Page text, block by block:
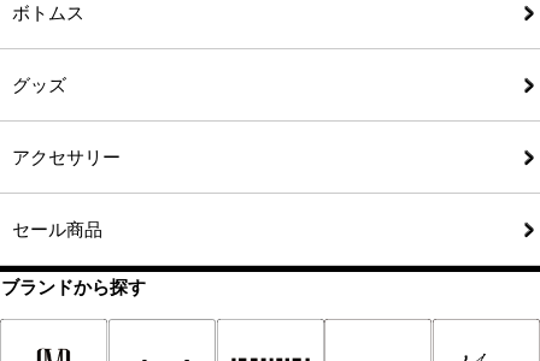
ボトムス
グッズ
アクセサリー
セール商品
ブランドから探す